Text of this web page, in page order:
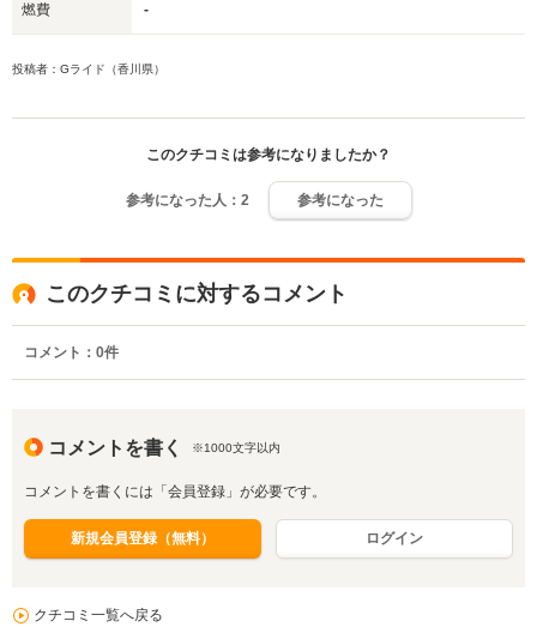
燃費 -
投稿者：Gライド（香川県）
このクチコミは参考になりましたか？
参考になった人： 2 参考になった
このクチコミに対するコメント
コメント： 0件
コメントを書く ※1000文字以内
コメントを書くには「会員登録」が必要です。
新規会員登録（無料） ログイン
クチコミ一覧へ戻る